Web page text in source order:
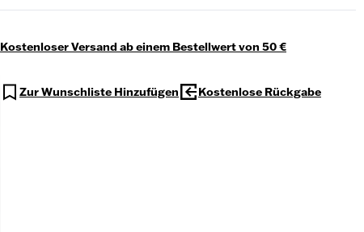
Kostenloser Versand ab einem Bestellwert von 50 €
Zur Wunschliste Hinzufügen Kostenlose Rückgabe